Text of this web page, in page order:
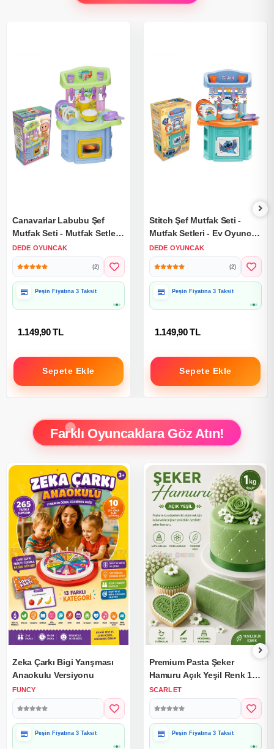
Canavarlar Labubu Şef
Mutfak Seti - Mutfak Setleri
- Ev Oyuncak Setleri -
Labubu Mutfak
DEDE OYUNCAK
(2)
Peşin Fiyatına 3 Taksit
1.149,90 TL
Sepete Ekle
Stitch Şef Mutfak Seti -
Mutfak Setleri - Ev Oyuncak
Setleri - Disney Stitch
Mutfak
DEDE OYUNCAK
(2)
Peşin Fiyatına 3 Taksit
1.149,90 TL
Sepete Ekle
Farklı Oyuncaklara Göz Atın!
Zeka Çarkı Bigi Yarışması
Anaokulu Versiyonu
FUNCY
Peşin Fiyatına 3 Taksit
Premium Pasta Şeker
Hamuru Açık Yeşil Renk 1
Kg.
SCARLET
Peşin Fiyatına 3 Taksit